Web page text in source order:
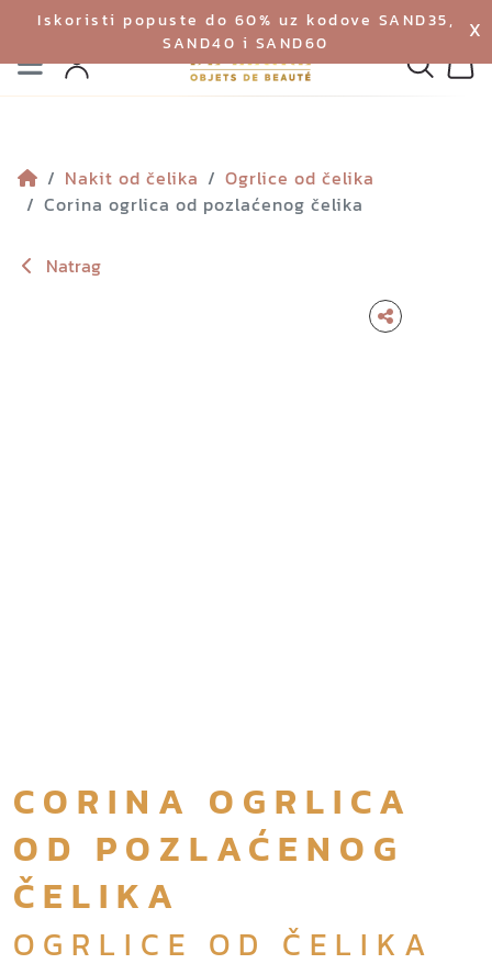
Iskoristi popuste do 60% uz kodove SAND35,
SAND40 i SAND60
X
Izbornik
Profil
Nakit od čelika
Ogrlice od čelika
Corina ogrlica od pozlaćenog čelika
Natrag
CORINA OGRLICA
OD POZLAĆENOG
ČELIKA
OGRLICE OD ČELIKA